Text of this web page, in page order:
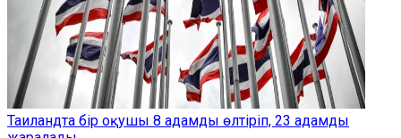
Таиландта бір оқушы 8 адамды өлтіріп, 23 адамды